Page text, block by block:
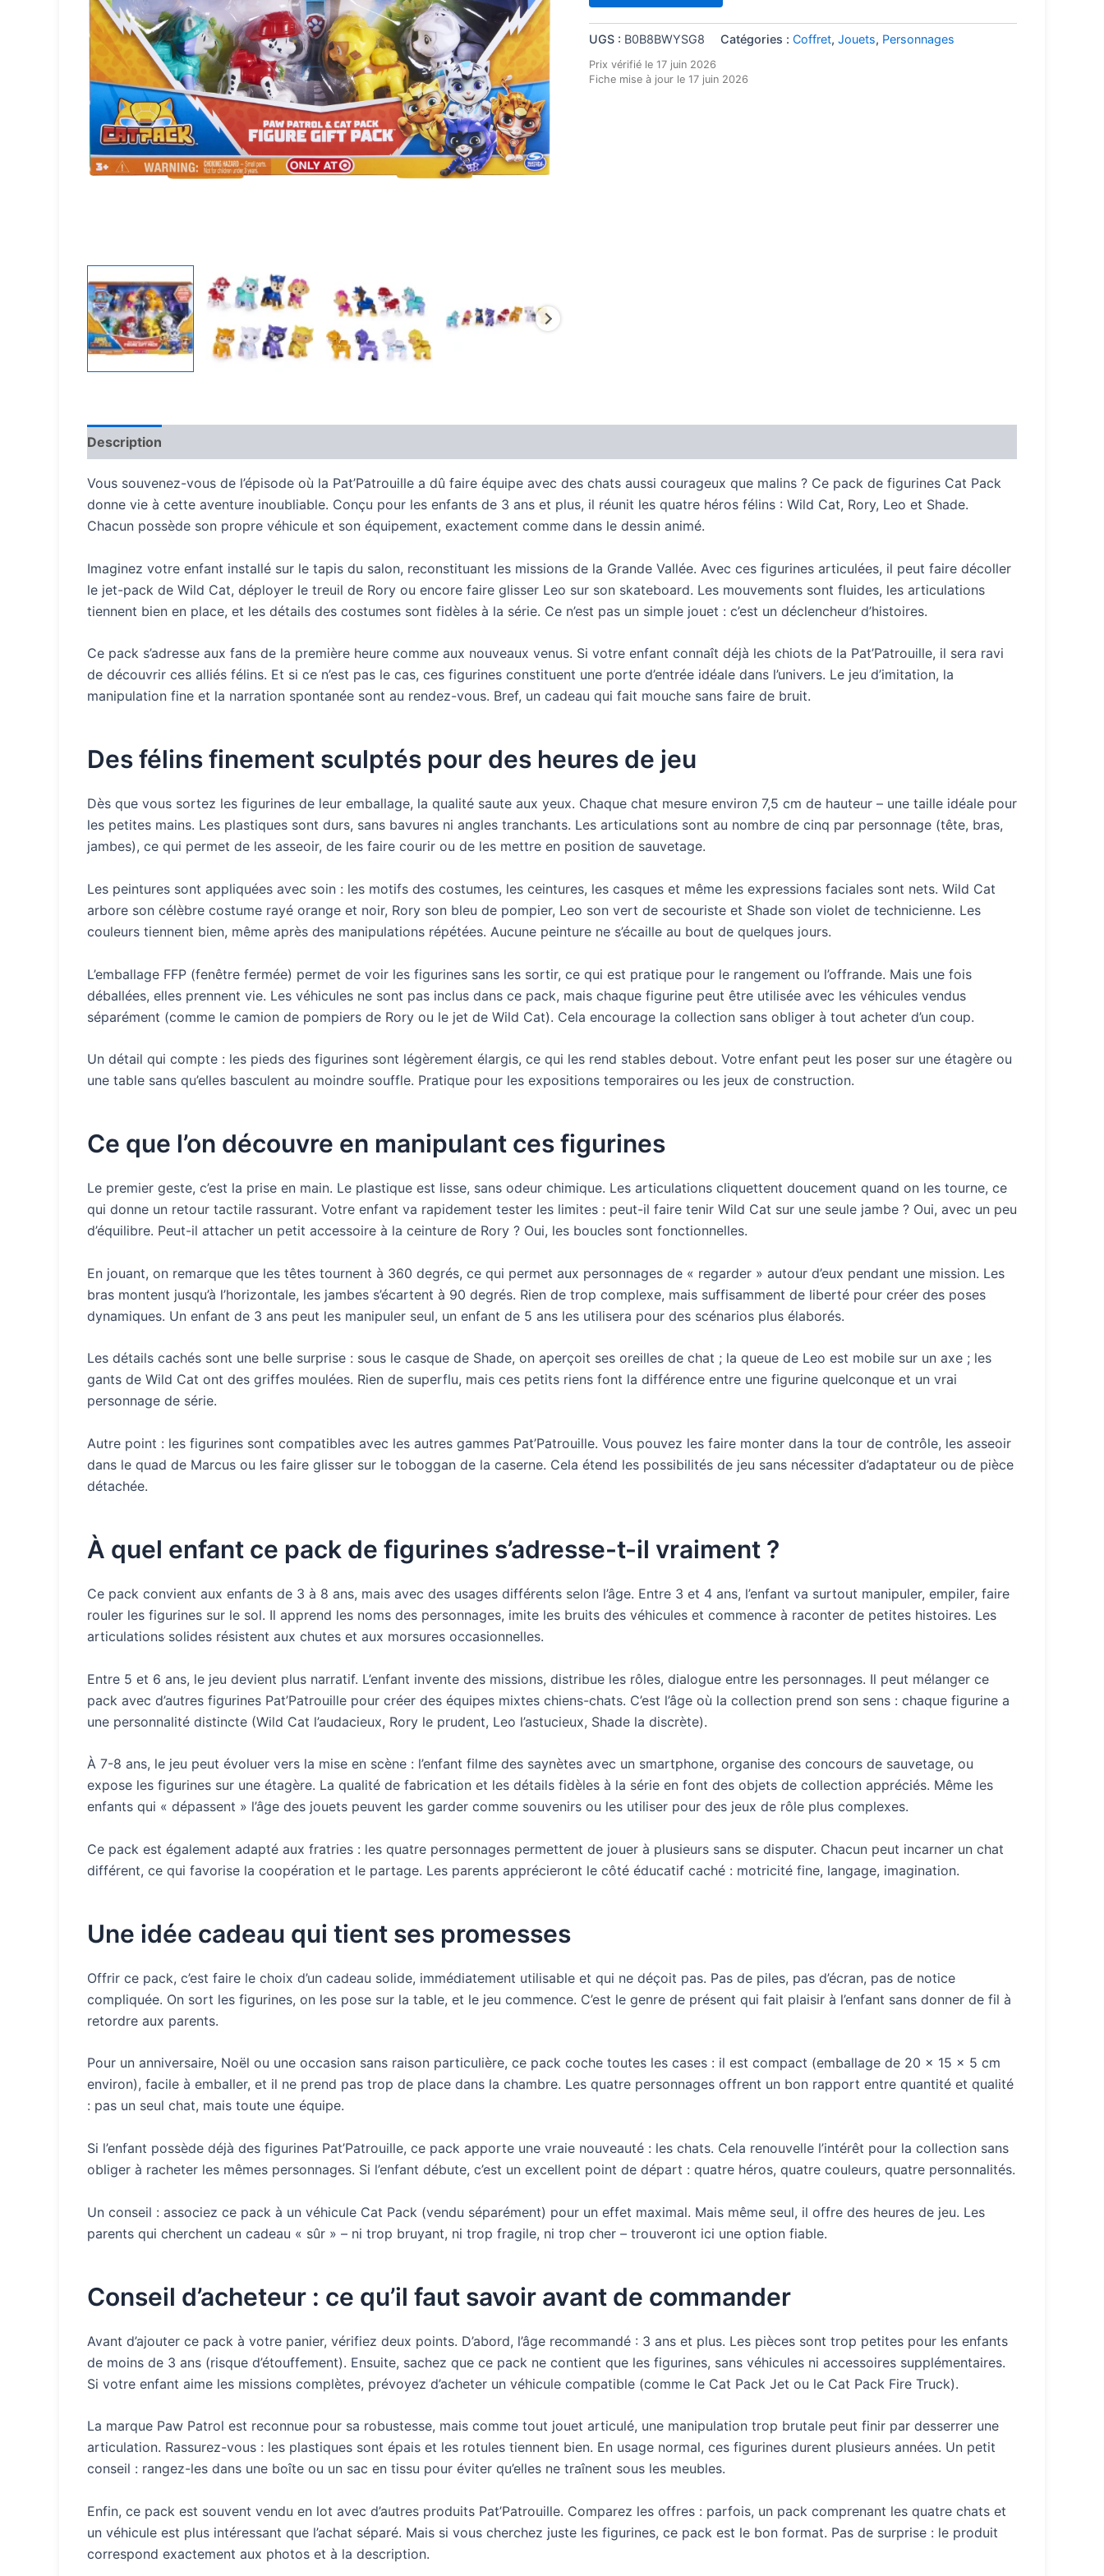
UGS : B0B8BWYSG8 Catégories :Coffret,Jouets, Personnages
Prix vérifié le 17 juin 2026
Fiche mise à jour le 17 juin 2026
Description
Vous souvenez-vous de l’épisode où la Pat’Patrouille a dû faire équipe avec des chats aussi courageux que malins ? Ce pack de figurines Cat Pack
donne vie à cette aventure inoubliable. Conçu pour les enfants de 3 ans et plus, il réunit les quatre héros félins : Wild Cat, Rory, Leo et Shade.
Chacun possède son propre véhicule et son équipement, exactement comme dans le dessin animé.
Imaginez votre enfant installé sur le tapis du salon, reconstituant les missions de la Grande Vallée. Avec ces figurines articulées, il peut faire décoller
le jet-pack de Wild Cat, déployer le treuil de Rory ou encore faire glisser Leo sur son skateboard. Les mouvements sont fluides, les articulations
tiennent bien en place, et les détails des costumes sont fidèles à la série. Ce n’est pas un simple jouet : c’est un déclencheur d’histoires.
Ce pack s’adresse aux fans de la première heure comme aux nouveaux venus. Si votre enfant connaît déjà les chiots de la Pat’Patrouille, il sera ravi
de découvrir ces alliés félins. Et si ce n’est pas le cas, ces figurines constituent une porte d’entrée idéale dans l’univers. Le jeu d’imitation, la
manipulation fine et la narration spontanée sont au rendez-vous. Bref, un cadeau qui fait mouche sans faire de bruit.
Des félins finement sculptés pour des heures de jeu
Dès que vous sortez les figurines de leur emballage, la qualité saute aux yeux. Chaque chat mesure environ 7,5 cm de hauteur – une taille idéale pour
les petites mains. Les plastiques sont durs, sans bavures ni angles tranchants. Les articulations sont au nombre de cinq par personnage (tête, bras,
jambes), ce qui permet de les asseoir, de les faire courir ou de les mettre en position de sauvetage.
Les peintures sont appliquées avec soin : les motifs des costumes, les ceintures, les casques et même les expressions faciales sont nets. Wild Cat
arbore son célèbre costume rayé orange et noir, Rory son bleu de pompier, Leo son vert de secouriste et Shade son violet de technicienne. Les
couleurs tiennent bien, même après des manipulations répétées. Aucune peinture ne s’écaille au bout de quelques jours.
L’emballage FFP (fenêtre fermée) permet de voir les figurines sans les sortir, ce qui est pratique pour le rangement ou l’offrande. Mais une fois
déballées, elles prennent vie. Les véhicules ne sont pas inclus dans ce pack, mais chaque figurine peut être utilisée avec les véhicules vendus
séparément (comme le camion de pompiers de Rory ou le jet de Wild Cat). Cela encourage la collection sans obliger à tout acheter d’un coup.
Un détail qui compte : les pieds des figurines sont légèrement élargis, ce qui les rend stables debout. Votre enfant peut les poser sur une étagère ou
une table sans qu’elles basculent au moindre souffle. Pratique pour les expositions temporaires ou les jeux de construction.
Ce que l’on découvre en manipulant ces figurines
Le premier geste, c’est la prise en main. Le plastique est lisse, sans odeur chimique. Les articulations cliquettent doucement quand on les tourne, ce
qui donne un retour tactile rassurant. Votre enfant va rapidement tester les limites : peut-il faire tenir Wild Cat sur une seule jambe ? Oui, avec un peu
d’équilibre. Peut-il attacher un petit accessoire à la ceinture de Rory ? Oui, les boucles sont fonctionnelles.
En jouant, on remarque que les têtes tournent à 360 degrés, ce qui permet aux personnages de « regarder » autour d’eux pendant une mission. Les
bras montent jusqu’à l’horizontale, les jambes s’écartent à 90 degrés. Rien de trop complexe, mais suffisamment de liberté pour créer des poses
dynamiques. Un enfant de 3 ans peut les manipuler seul, un enfant de 5 ans les utilisera pour des scénarios plus élaborés.
Les détails cachés sont une belle surprise : sous le casque de Shade, on aperçoit ses oreilles de chat ; la queue de Leo est mobile sur un axe ; les
gants de Wild Cat ont des griffes moulées. Rien de superflu, mais ces petits riens font la différence entre une figurine quelconque et un vrai
personnage de série.
Autre point : les figurines sont compatibles avec les autres gammes Pat’Patrouille. Vous pouvez les faire monter dans la tour de contrôle, les asseoir
dans le quad de Marcus ou les faire glisser sur le toboggan de la caserne. Cela étend les possibilités de jeu sans nécessiter d’adaptateur ou de pièce
détachée.
À quel enfant ce pack de figurines s’adresse-t-il vraiment ?
Ce pack convient aux enfants de 3 à 8 ans, mais avec des usages différents selon l’âge. Entre 3 et 4 ans, l’enfant va surtout manipuler, empiler, faire
rouler les figurines sur le sol. Il apprend les noms des personnages, imite les bruits des véhicules et commence à raconter de petites histoires. Les
articulations solides résistent aux chutes et aux morsures occasionnelles.
Entre 5 et 6 ans, le jeu devient plus narratif. L’enfant invente des missions, distribue les rôles, dialogue entre les personnages. Il peut mélanger ce
pack avec d’autres figurines Pat’Patrouille pour créer des équipes mixtes chiens-chats. C’est l’âge où la collection prend son sens : chaque figurine a
une personnalité distincte (Wild Cat l’audacieux, Rory le prudent, Leo l’astucieux, Shade la discrète).
À 7-8 ans, le jeu peut évoluer vers la mise en scène : l’enfant filme des saynètes avec un smartphone, organise des concours de sauvetage, ou
expose les figurines sur une étagère. La qualité de fabrication et les détails fidèles à la série en font des objets de collection appréciés. Même les
enfants qui « dépassent » l’âge des jouets peuvent les garder comme souvenirs ou les utiliser pour des jeux de rôle plus complexes.
Ce pack est également adapté aux fratries : les quatre personnages permettent de jouer à plusieurs sans se disputer. Chacun peut incarner un chat
différent, ce qui favorise la coopération et le partage. Les parents apprécieront le côté éducatif caché : motricité fine, langage, imagination.
Une idée cadeau qui tient ses promesses
Offrir ce pack, c’est faire le choix d’un cadeau solide, immédiatement utilisable et qui ne déçoit pas. Pas de piles, pas d’écran, pas de notice
compliquée. On sort les figurines, on les pose sur la table, et le jeu commence. C’est le genre de présent qui fait plaisir à l’enfant sans donner de fil à
retordre aux parents.
Pour un anniversaire, Noël ou une occasion sans raison particulière, ce pack coche toutes les cases : il est compact (emballage de 20 x 15 x 5 cm
environ), facile à emballer, et il ne prend pas trop de place dans la chambre. Les quatre personnages offrent un bon rapport entre quantité et qualité
: pas un seul chat, mais toute une équipe.
Si l’enfant possède déjà des figurines Pat’Patrouille, ce pack apporte une vraie nouveauté : les chats. Cela renouvelle l’intérêt pour la collection sans
obliger à racheter les mêmes personnages. Si l’enfant débute, c’est un excellent point de départ : quatre héros, quatre couleurs, quatre personnalités.
Un conseil : associez ce pack à un véhicule Cat Pack (vendu séparément) pour un effet maximal. Mais même seul, il offre des heures de jeu. Les
parents qui cherchent un cadeau « sûr » – ni trop bruyant, ni trop fragile, ni trop cher – trouveront ici une option fiable.
Conseil d’acheteur : ce qu’il faut savoir avant de commander
Avant d’ajouter ce pack à votre panier, vérifiez deux points. D’abord, l’âge recommandé : 3 ans et plus. Les pièces sont trop petites pour les enfants
de moins de 3 ans (risque d’étouffement). Ensuite, sachez que ce pack ne contient que les figurines, sans véhicules ni accessoires supplémentaires.
Si votre enfant aime les missions complètes, prévoyez d’acheter un véhicule compatible (comme le Cat Pack Jet ou le Cat Pack Fire Truck).
La marque Paw Patrol est reconnue pour sa robustesse, mais comme tout jouet articulé, une manipulation trop brutale peut finir par desserrer une
articulation. Rassurez-vous : les plastiques sont épais et les rotules tiennent bien. En usage normal, ces figurines durent plusieurs années. Un petit
conseil : rangez-les dans une boîte ou un sac en tissu pour éviter qu’elles ne traînent sous les meubles.
Enfin, ce pack est souvent vendu en lot avec d’autres produits Pat’Patrouille. Comparez les offres : parfois, un pack comprenant les quatre chats et
un véhicule est plus intéressant que l’achat séparé. Mais si vous cherchez juste les figurines, ce pack est le bon format. Pas de surprise : le produit
correspond exactement aux photos et à la description.